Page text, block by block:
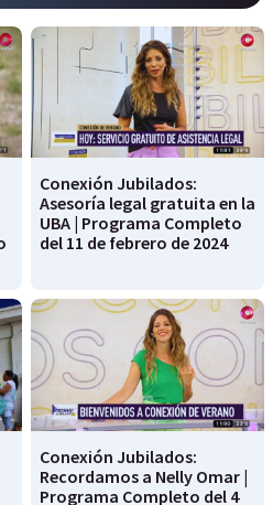
Conexión Jubilados:
Asesoría legal gratuita en la
UBA | Programa Completo
del 11 de febrero de 2024
Conexión Jubilados:
Recordamos a Nelly Omar |
Programa Completo del 4